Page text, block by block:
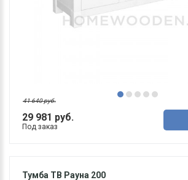
29 981 руб.
41 640 руб.
Под заказ
Тумба ТВ Рауна 200